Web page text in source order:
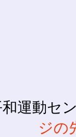
和運動セ
ジの